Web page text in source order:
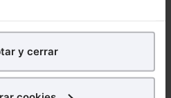
mejorar tu experienciaen
con fines publicitarios,
y contenidos de tu
y cerrar